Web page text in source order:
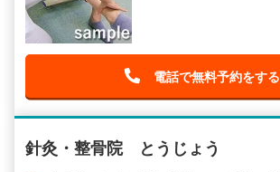
電話で無料予約をする
針灸・整骨院 とうじょう